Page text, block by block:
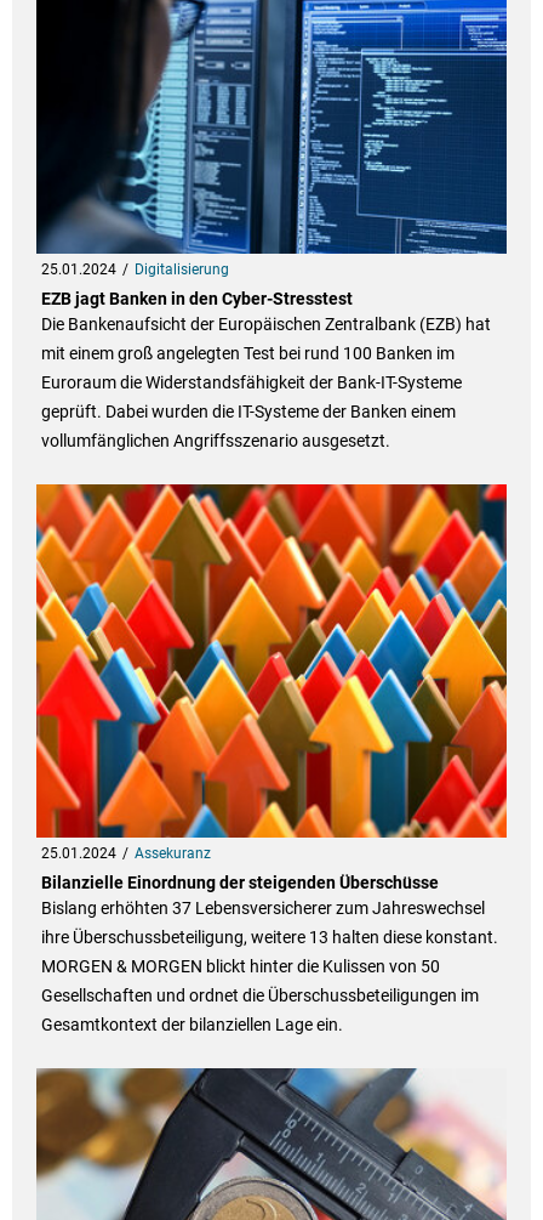
25.01.2024 Digitalisierung
EZB jagt Banken in den Cyber-Stresstest
Die Bankenaufsicht der Europäischen Zentralbank (EZB) hat
mit einem groß angelegten Test bei rund 100 Banken im
Euroraum die Widerstandsfähigkeit der Bank-IT-Systeme
geprüft. Dabei wurden die IT-Systeme der Banken einem
vollumfänglichen Angriffsszenario ausgesetzt.
25.01.2024 Assekuranz
Bilanzielle Einordnung der steigenden Überschüsse
Bislang erhöhten 37 Lebensversicherer zum Jahreswechsel
ihre Überschussbeteiligung, weitere 13 halten diese konstant.
MORGEN & MORGEN blickt hinter die Kulissen von 50
Gesellschaften und ordnet die Überschussbeteiligungen im
Gesamtkontext der bilanziellen Lage ein.